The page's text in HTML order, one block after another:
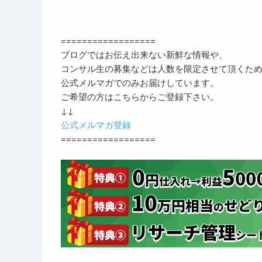
==================
ブログではお伝え出来ない新鮮な情報や、
コンサル生の募集などは人数を限定させて頂くため
公式メルマガでのみお届けしています。
ご希望の方はこちらからご登録下さい。
↓↓
公式メルマガ登録
==================